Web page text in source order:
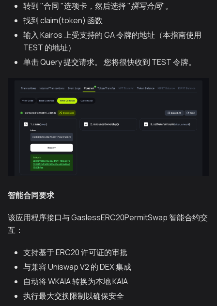
转到 "合同 "选项卡，然后选择 "撰写合同"。
找到 claim(token) 函数
输入 Kairos 上受支持的 GA 令牌的地址（本指南使用
TEST 的地址）
单击Query提交请求。 您将很快收到 TEST 令牌。
智能合同要求
该应用程序接口与 GaslessERC20PermitSwap 智能合约交
互：
支持基于 ERC20 许可证的审批
与兼容 Uniswap V2 的 DEX 集成
自动将 WKAIA 转换为本地 KAIA
执行最大交换限制以确保安全